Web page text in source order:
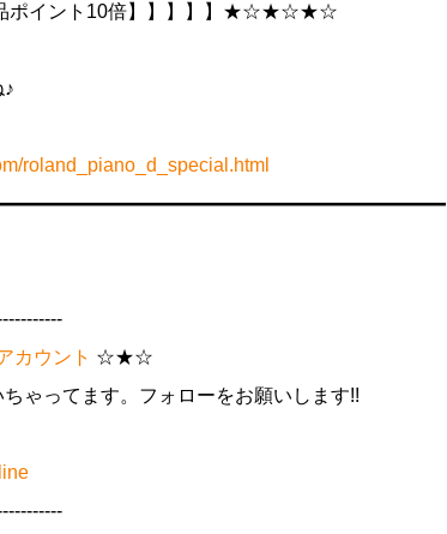
ポイント10倍】】】】】★☆★☆★☆
roland_piano_d_special.html
カウント ☆★☆
ゃってます。フォローをお願いします!!